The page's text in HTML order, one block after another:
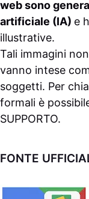
web sono
artificiale (IA) e
illustrative.
Tali immagini
vanno intese
soggetti. Per
formali è
SUPPORTO.
FONTE